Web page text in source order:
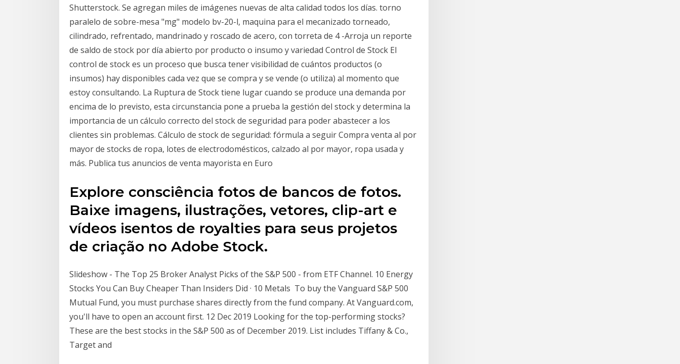
Shutterstock. Se agregan miles de imágenes nuevas de alta calidad todos los días. torno
paralelo de sobre-mesa "mg" modelo bv-20-l, maquina para el mecanizado torneado,
cilindrado, refrentado, mandrinado y roscado de acero, con torreta de 4 -Arroja un reporte
de saldo de stock por día abierto por producto o insumo y variedad Control de Stock El
control de stock es un proceso que busca tener visibilidad de cuántos productos (o
insumos) hay disponibles cada vez que se compra y se vende (o utiliza) al momento que
estoy consultando. La Ruptura de Stock tiene lugar cuando se produce una demanda por
encima de lo previsto, esta circunstancia pone a prueba la gestión del stock y determina la
importancia de un cálculo correcto del stock de seguridad para poder abastecer a los
clientes sin problemas. Cálculo de stock de seguridad: fórmula a seguir Compra venta al por
mayor de stocks de ropa, lotes de electrodomésticos, calzado al por mayor, ropa usada y
más. Publica tus anuncios de venta mayorista en Euro
Explore consciência fotos de bancos de fotos.
Baixe imagens, ilustrações, vetores, clip-art e
vídeos isentos de royalties para seus projetos
de criação no Adobe Stock.
Slideshow - The Top 25 Broker Analyst Picks of the S&P 500 - from ETF Channel. 10 Energy
Stocks You Can Buy Cheaper Than Insiders Did · 10 Metals To buy the Vanguard S&P 500
Mutual Fund, you must purchase shares directly from the fund company. At Vanguard.com,
you'll have to open an account first. 12 Dec 2019 Looking for the top-performing stocks?
These are the best stocks in the S&P 500 as of December 2019. List includes Tiffany & Co.,
Target and